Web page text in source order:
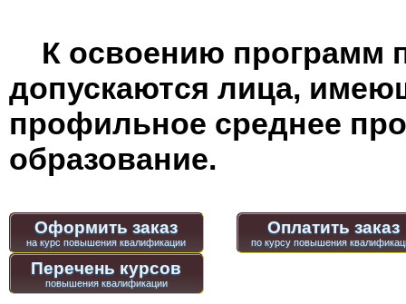
К освоению программ
допускаются лица,
профильное среднее
образование.
Оформить заказ Оплатить заказ
Перечень курсов
повышения квалификации